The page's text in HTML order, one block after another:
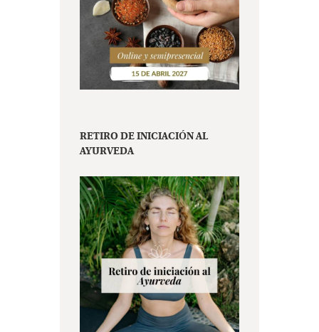
RETIRO DE INICIACIÓN AL
AYURVEDA